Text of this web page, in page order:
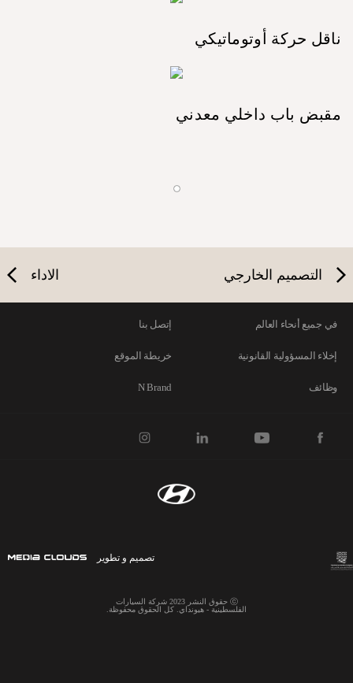
ناقل حركة أوتوماتيكي
مقبض باب داخلي معدني
التصميم الخارجي الاداء
في جميع أنحاء العالم إتصل بنا
إخلاء المسؤولية القانونية خريطة الموقع
وظائف N Brand
ⓒ حقوق النشر 2023 شركة السيارات
الفلسطينية - هيونداي. كل الحقوق محفوظة.
تصميم و تطوير